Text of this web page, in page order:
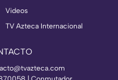
Videos
TV Azteca Internacional